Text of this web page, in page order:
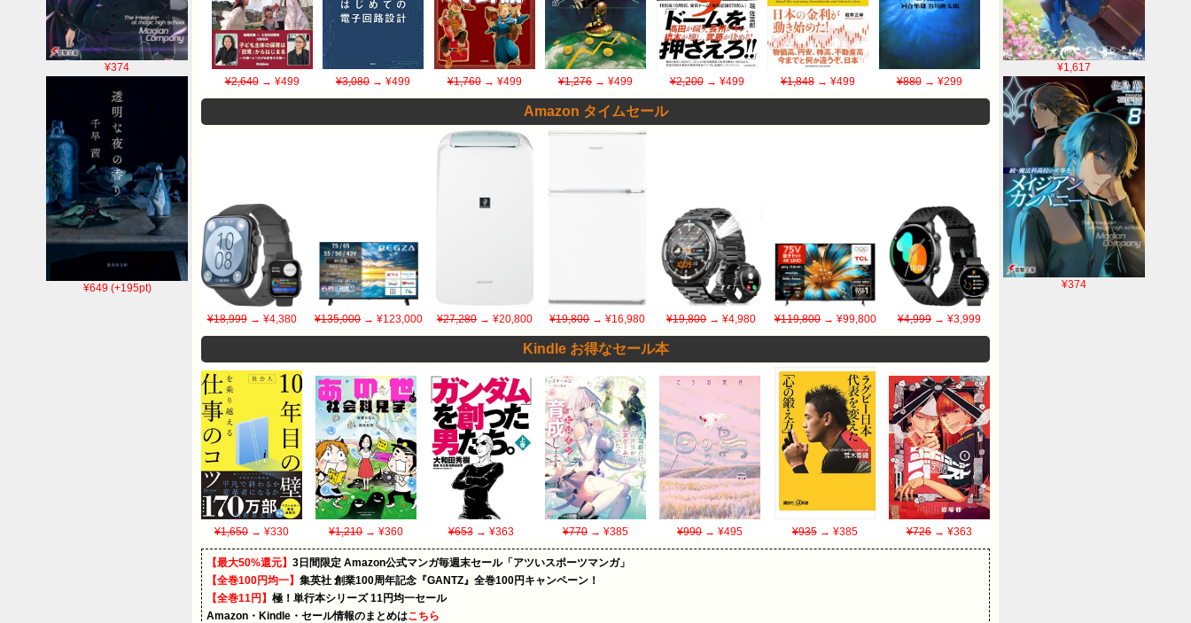
¥1,617
¥374
¥374
¥649 (+195pt)
¥2,640→ ¥499 ¥3,080 → ¥499 ¥1,760→ ¥499 ¥1,276 → ¥499 ¥2,200→ ¥499 ¥1,848 → ¥499 ¥880→ ¥299
Amazon タイムセール
¥18,999→ ¥4,380 ¥135,000→ ¥123,000 ¥27,280→ ¥20,800 ¥19,800→ ¥16,980 ¥19,800→ ¥4,980 ¥119,800→ ¥99,800 ¥4,999→ ¥3,999
Kindle お得なセール本
¥1,650 → ¥330 ¥1,210→ ¥360 ¥653→ ¥363 ¥770→ ¥385 ¥990→ ¥495 ¥935→ ¥385 ¥726→ ¥363
【最大50%還元】 3日間限定 Amazon公式マンガ毎週末セール「アツいスポーツマンガ」
【全巻100円均一】 集英社 創業100周年記念『GANTZ』全巻100円キャンペーン！
【全巻11円】 極！単行本シリーズ 11円均一セール
Amazon・Kindle・セール情報のまとめはこちら